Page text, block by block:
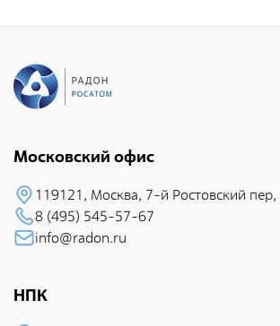
Московский офис
119121, Москва, 7-й Pостовский
8 (495) 545-57-67
info@radon.ru
НПК
Онлайн-мониторинг
Обратная связь
Новости